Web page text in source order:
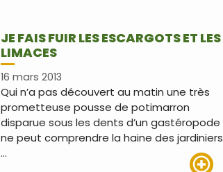
JE FAIS FUIR LES ESCARGOTS ET LES
LIMACES
16 mars 2013
Qui n’a pas découvert au matin une très
prometteuse pousse de potimarron
disparue sous les dents d’un gastéropode
ne peut comprendre la haine des jardiniers
…